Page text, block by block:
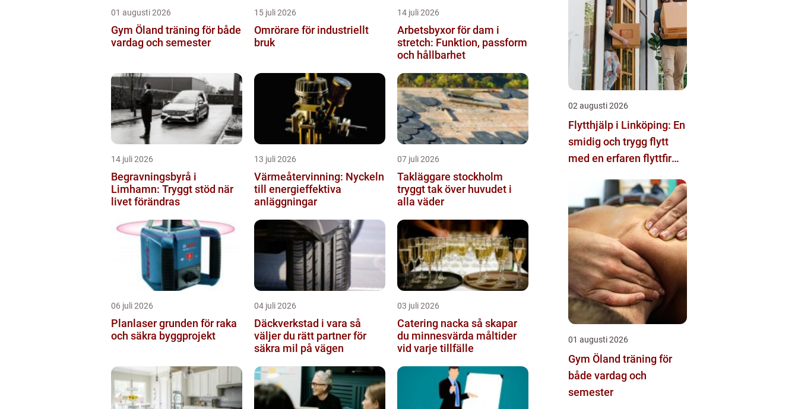
01 augusti 2026
Gym Öland träning för både
vardag och semester
15 juli 2026
Omrörare för industriellt
bruk
14 juli 2026
Arbetsbyxor för dam i
stretch: Funktion, passform
och hållbarhet
14 juli 2026
Begravningsbyrå i
Limhamn: Tryggt stöd när
livet förändras
13 juli 2026
Värmeåtervinning: Nyckeln
till energieffektiva
anläggningar
07 juli 2026
Takläggare stockholm
tryggt tak över huvudet i
alla väder
06 juli 2026
Planlaser grunden för raka
och säkra byggprojekt
04 juli 2026
Däckverkstad i vara så
väljer du rätt partner för
säkra mil på vägen
03 juli 2026
Catering nacka så skapar
du minnesvärda måltider
vid varje tillfälle
02 augusti 2026
Flytthjälp i Linköping: En
smidig och trygg flytt
med en erfaren flyttfirma
01 augusti 2026
Gym Öland träning för
både vardag och
semester